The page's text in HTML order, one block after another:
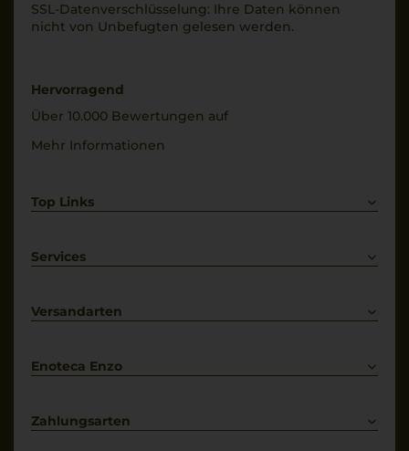
Rebsorten
Trinktemperatur
16 °C
Geschmack
SSL-Daten­verschlüs­selung: Ihre Daten können
nicht von Unbe­fugten gelesen werden.
Hervorragend
Über 10.000 Bewertungen auf
Mehr Informationen
Top Links
Weißwein
Services
Kontakt
Versandarten
Enoteca Enzo
Bewertungs-Richtlinien
Zahlungsarten